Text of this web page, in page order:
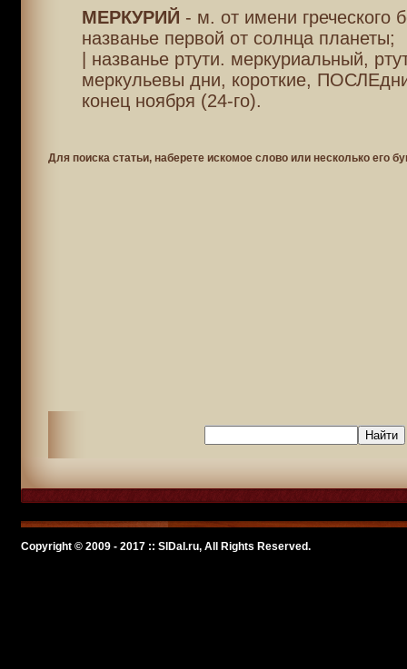
МЕРКУРИЙ - м. от имени греческого
названье первой от солнца планеты;
| названье ртути. меркуриальный,
меркульевы дни, короткие,
конец ноября (24-го).
Для поиска статьи, наберете искомое слово или несколько его
Copyright © 2009 - 2017 :: SlDal.ru, All Rights Reserved.